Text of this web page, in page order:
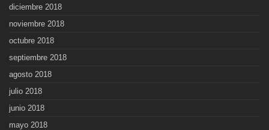
diciembre 2018
noviembre 2018
octubre 2018
septiembre 2018
agosto 2018
julio 2018
junio 2018
mayo 2018